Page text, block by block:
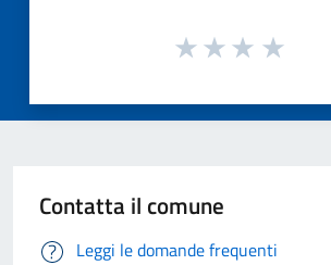
Contatta il comune
Leggi le domande frequenti